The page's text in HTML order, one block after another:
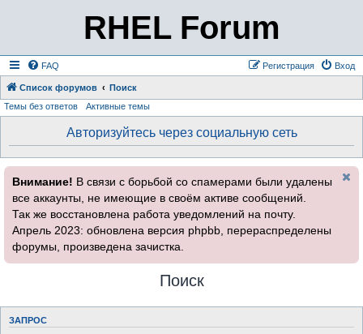
RHEL Forum
FAQ Вход
Регистрация
Список форумов
Поиск
Темы без ответов
Активные темы
Авторизуйтесь через социальную сеть
Внимание! В связи с борьбой со спамерами были удалены
все аккаунты, не имеющие в своём активе сообщений.
Так же восстановлена работа уведомлений на почту.
Апрель 2023: обновлена версия phpbb, перераспределены
форумы, произведена зачистка.
Поиск
ЗАПРОС